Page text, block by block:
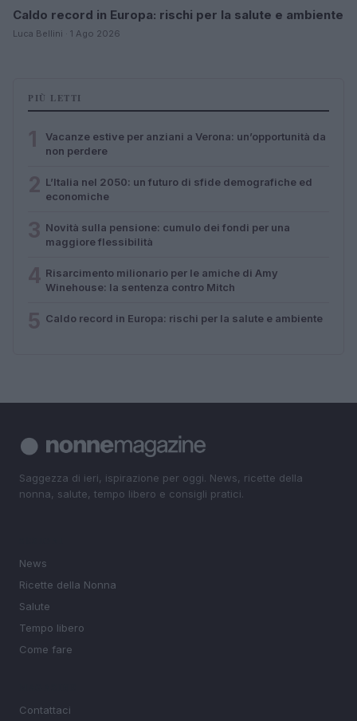
Caldo record in Europa: rischi per la salute e ambiente
Luca Bellini · 1 Ago 2026
PIÙ LETTI
Vacanze estive per anziani a Verona: un’opportunità da
non perdere
L’Italia nel 2050: un futuro di sfide demografiche ed
economiche
Novità sulla pensione: cumulo dei fondi per una
maggiore flessibilità
Risarcimento milionario per le amiche di Amy
Winehouse: la sentenza contro Mitch
Caldo record in Europa: rischi per la salute e ambiente
Saggezza di ieri, ispirazione per oggi. News, ricette della
nonna, salute, tempo libero e consigli pratici.
News
Ricette della Nonna
Salute
Tempo libero
Come fare
Contattaci